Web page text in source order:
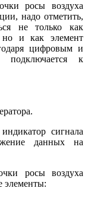
росы воздуха
надо отметить,
не только как
но и как элемент
цифровым и
подключается к
сигнала
данных на
росы воздуха
элементы: